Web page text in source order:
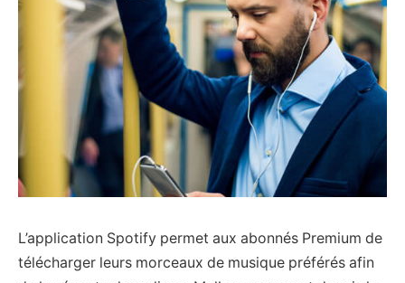
L’application Spotify permet aux abonnés Premium de
télécharger leurs morceaux de musique préférés afin